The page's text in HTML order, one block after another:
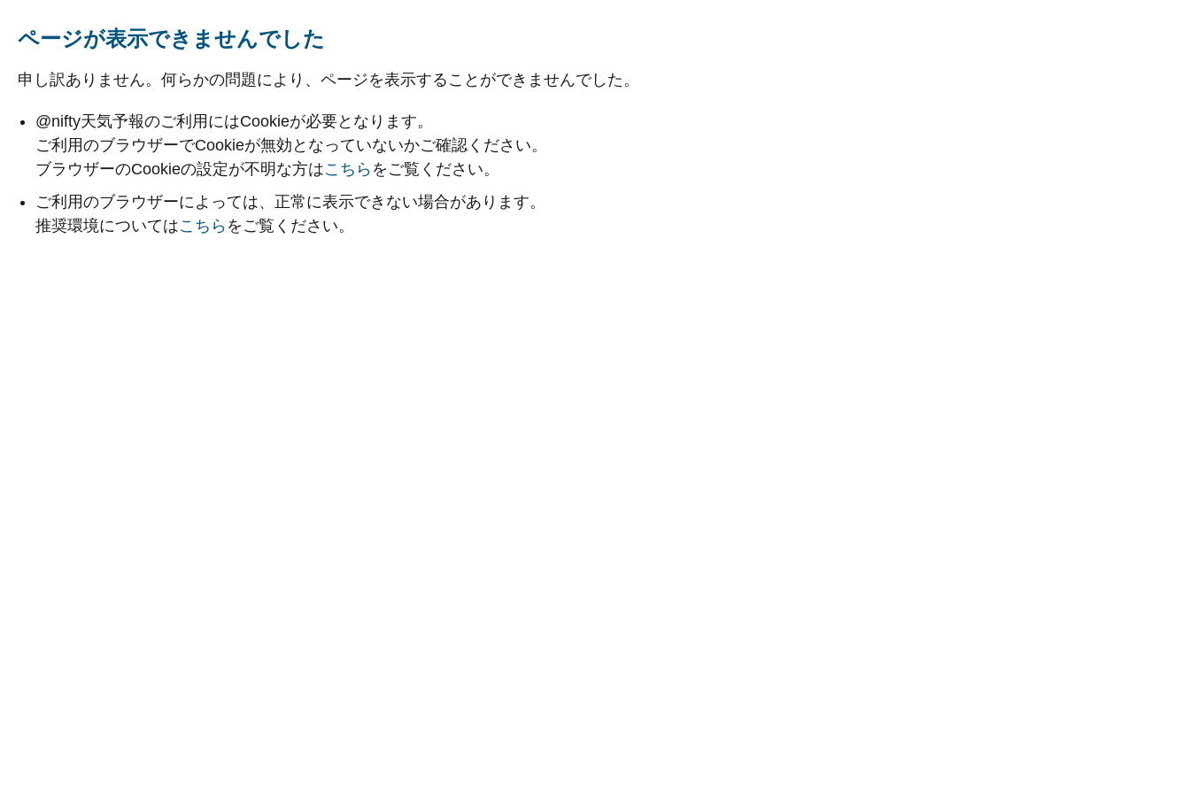
ページが表示できませんでした
申し訳ありません。何らかの問題により、ページを表示することができませんでした。
@nifty天気予報のご利用にはCookieが必要となります。
ご利用のブラウザーでCookieが無効となっていないかご確認ください。
ブラウザーのCookieの設定が不明な方はこちら をご覧ください。
ご利用のブラウザーによっては、正常に表示できない場合があります。
推奨環境についてはこちら をご覧ください。